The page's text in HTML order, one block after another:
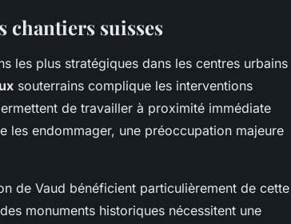
chantiers suisses
les plus stratégiques dans les centres urbains
souterrains complique les interventions
de travailler à proximité immédiate
les endommager, une préoccupation majeure
de Vaud bénéficient particulièrement de cette
monuments historiques nécessitent une